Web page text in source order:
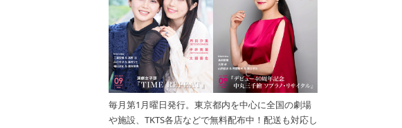
毎月第1月曜日発行。東京都内を中心に全国の劇場
や施設、TKTS各店などで無料配布中！配送も対応し